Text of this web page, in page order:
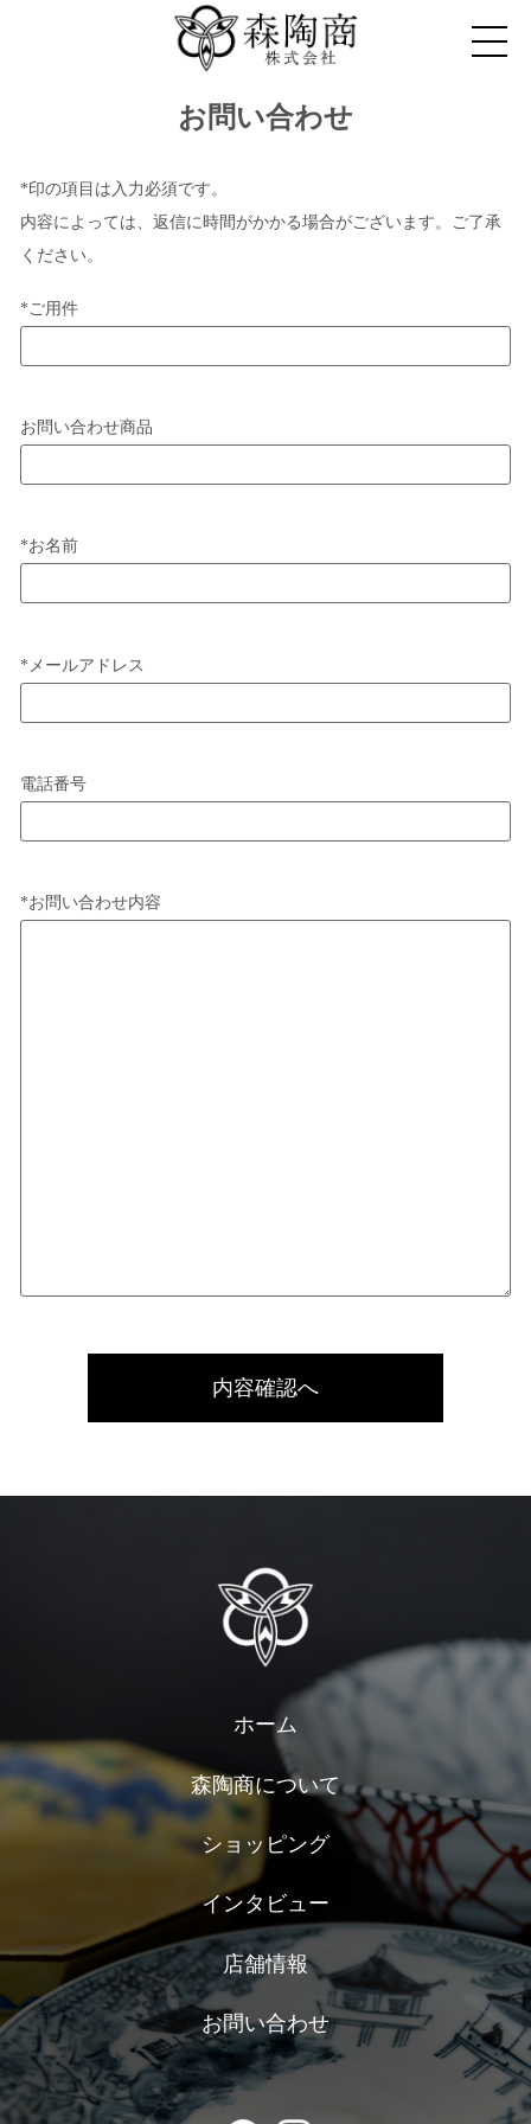
お問い合わせ
*印の項目は入力必須です。
内容によっては、返信に時間がかかる場合がございます。ご了承
ください。
* ご用件
お問い合わせ商品
*お名前
* メールアドレス
電話番号
*お問い合わせ内容
ホーム
森陶商について
ショッピング
インタビュー
店舗情報
お問い合わせ